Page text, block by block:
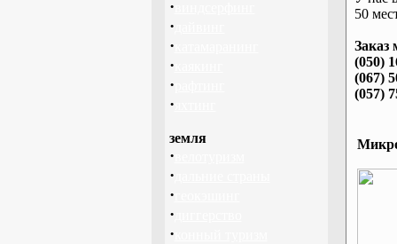
·
·
·
·
·
·
земля
·
·
·
·
·
50
Заказ
(050)
(067)
(057)